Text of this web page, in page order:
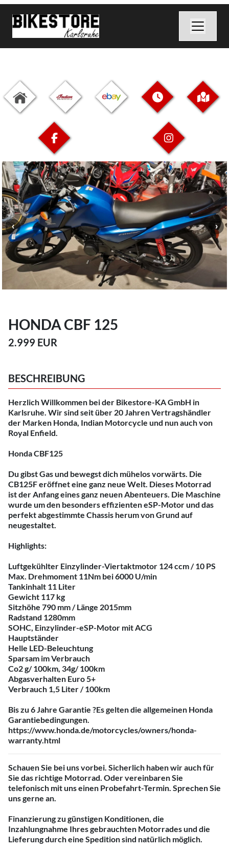
HONDA CBF 125
2.999 EUR
BESCHREIBUNG
Herzlich Willkommen bei der Bikestore-KA GmbH in
Karlsruhe. Wir sind seit über 20 Jahren Vertragshändler
der Marken Honda, Indian Motorcycle und nun auch von
Royal Enfield.
Honda CBF125
Du gibst Gas und bewegst dich mühelos vorwärts. Die
CB125F eröffnet eine ganz neue Welt. Dieses Motorrad
ist der Anfang eines ganz neuen Abenteuers. Die Maschine
wurde um den besonders effizienten eSP-Motor und das
perfekt abgestimmte Chassis herum von Grund auf
neugestaltet.
Highlights:
Luftgekühlter Einzylinder-Viertaktmotor 124 ccm / 10 PS
Max. Drehmoment 11Nm bei 6000 U/min
Tankinhalt 11 Liter
Gewicht 117 kg
Sitzhöhe 790 mm / Länge 2015mm
Radstand 1280mm
SOHC, Einzylinder-eSP-Motor mit ACG
Hauptständer
Helle LED-Beleuchtung
Sparsam im Verbrauch
Co2 g/ 100km, 34g/ 100km
Abgasverhalten Euro 5+
Verbrauch 1,5 Liter / 100km
Bis zu 6 Jahre Garantie ?Es gelten die allgemeinen Honda
Garantiebedingungen.
https://www.honda.de/motorcycles/owners/honda-
warranty.html
Schauen Sie bei uns vorbei. Sicherlich haben wir auch für
Sie das richtige Motorrad. Oder vereinbaren Sie
telefonisch mit uns einen Probefahrt-Termin. Sprechen Sie
uns gerne an.
Finanzierung zu günstigen Konditionen, die
Inzahlungnahme Ihres gebrauchten Motorrades und die
Lieferung durch eine Spedition sind natürlich möglich.